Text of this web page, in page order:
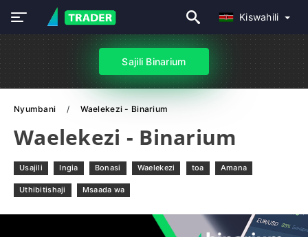
Kiswahili
Sajili Binarium
Nyumbani Waelekezi - Binarium
Waelekezi - Binarium
Usajili Ingia Bonasi Waelekezi toa Amana
Uthibitishaji Msaada wa